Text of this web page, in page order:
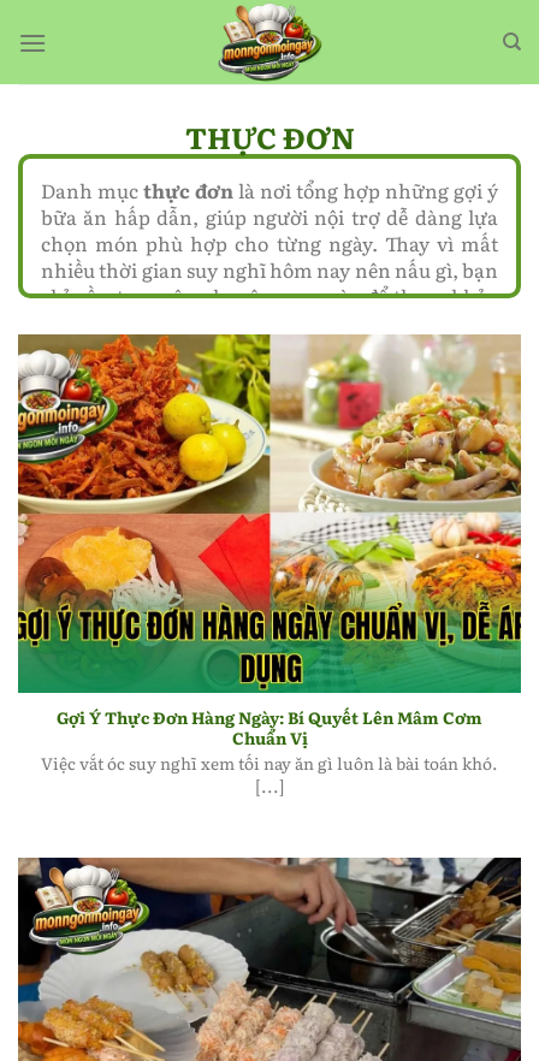
qua
THỰC ĐƠN
Danh mụcthực đơnlà nơi tổng hợp những gợi ý
bữa ăn hấp dẫn, giúp người nội trợ dễ dàng lựa
chọn món phù hợp cho từng ngày. Thay vì mất
nhiều thời gian suy nghĩ hôm nay nên nấu gì, bạn
chỉ cần truy cập chuyên mục này để tham khảo
gian mà vẫn đảm bảo ngon miệng. Đây là giải
pháp hữu ích cho những ai muốn làm mới bữa
cơm gia đình nhưng vẫn ưu tiên sự đơn giản và
tiện lợi.
Gợi ý thực đơn hàng ngày chuẩn vị, dễ áp dụng
Gợi Ý Thực Đơn Hàng Ngày: Bí Quyết Lên Mâm Cơm
Chuẩn Vị
Việc vắt óc suy nghĩ xem tối nay ăn gì luôn là bài toán khó.
[...]